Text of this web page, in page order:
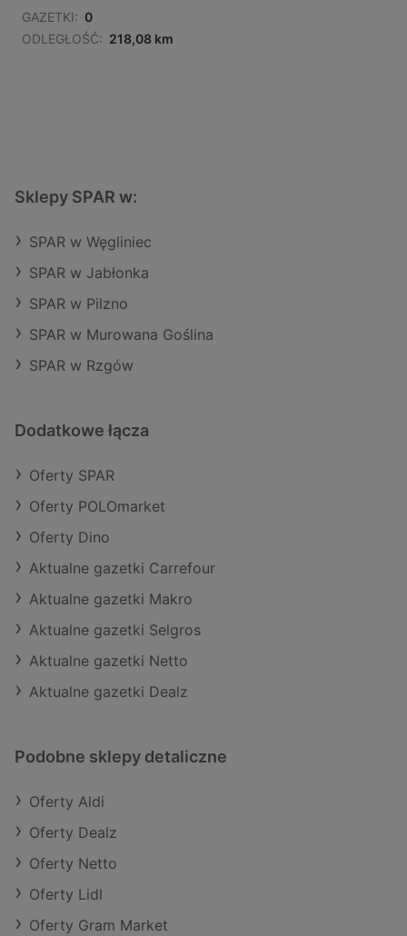
GAZETKI: 0
ODLEGŁOŚĆ: 218,08 km
Sklepy SPAR w:
SPAR w Węgliniec
SPAR w Jabłonka
SPAR w Pilzno
SPAR w Murowana Goślina
SPAR w Rzgów
Dodatkowe łącza
Oferty SPAR
Oferty POLOmarket
Oferty Dino
Aktualne gazetki Carrefour
Aktualne gazetki Makro
Aktualne gazetki Selgros
Aktualne gazetki Netto
Aktualne gazetki Dealz
Podobne sklepy detaliczne
Oferty Aldi
Oferty Dealz
Oferty Netto
Oferty Lidl
Oferty Gram Market